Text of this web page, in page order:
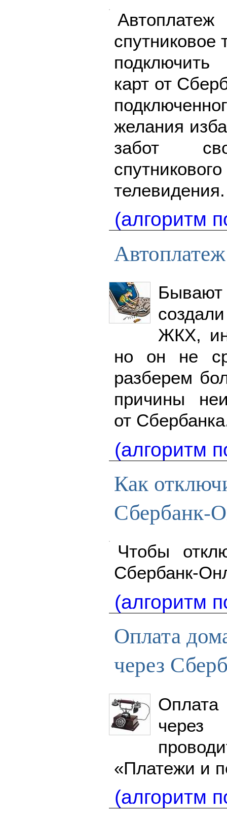
спутниковое
подключить
карт от
желания
забот
телевидения.
(алгоритм
ЖКХ,
но он не
разберем
причины
от
(алгоритм
Как
Сбербанк-
Чтобы
Сбербанк-
(алгоритм
Оплата
через
«Платежи и
(алгоритм